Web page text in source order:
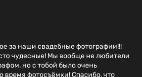
за наши свадебные фотографии!!!
чудесные! Мы вообще не любители
но с тобой было очень
время фотосъёмки! Спасибо, что